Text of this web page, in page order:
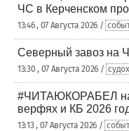
ЧС в Керченском
13:46 , 07 Августа 2026 /
Северный завоз на
13:30 , 07 Августа 2026 /
#ЧИТАЮКОРАБЕЛ на
верфях и КБ 2026
13:13 , 07 Августа 2026 /